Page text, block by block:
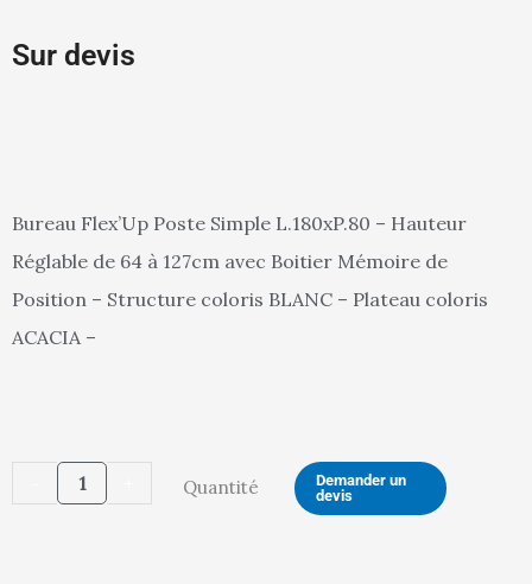
Sur devis
Bureau Flex’Up Poste Simple L.180xP.80 – Hauteur
Réglable de 64 à 127cm avec Boitier Mémoire de
Position – Structure coloris BLANC – Plateau coloris
ACACIA –
quantité
de
Quantité
Demander un
devis